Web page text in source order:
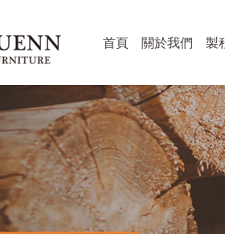
首頁 關於我們 製